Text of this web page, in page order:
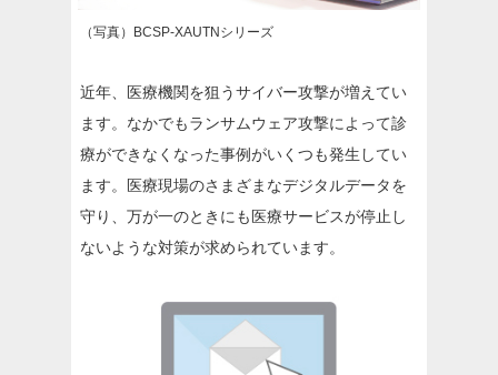
（写真）BCSP-XAUTNシリーズ
近年、医療機関を狙うサイバー攻撃が増えてい
ます。なかでもランサムウェア攻撃によって診
療ができなくなった事例がいくつも発生してい
ます。医療現場のさまざまなデジタルデータを
守り、万が一のときにも医療サービスが停止し
ないような対策が求められています。